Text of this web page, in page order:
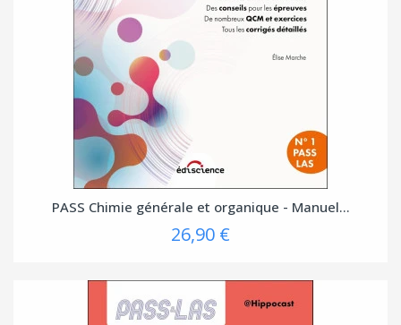
PASS Chimie générale et organique - Manuel...
26,90 €